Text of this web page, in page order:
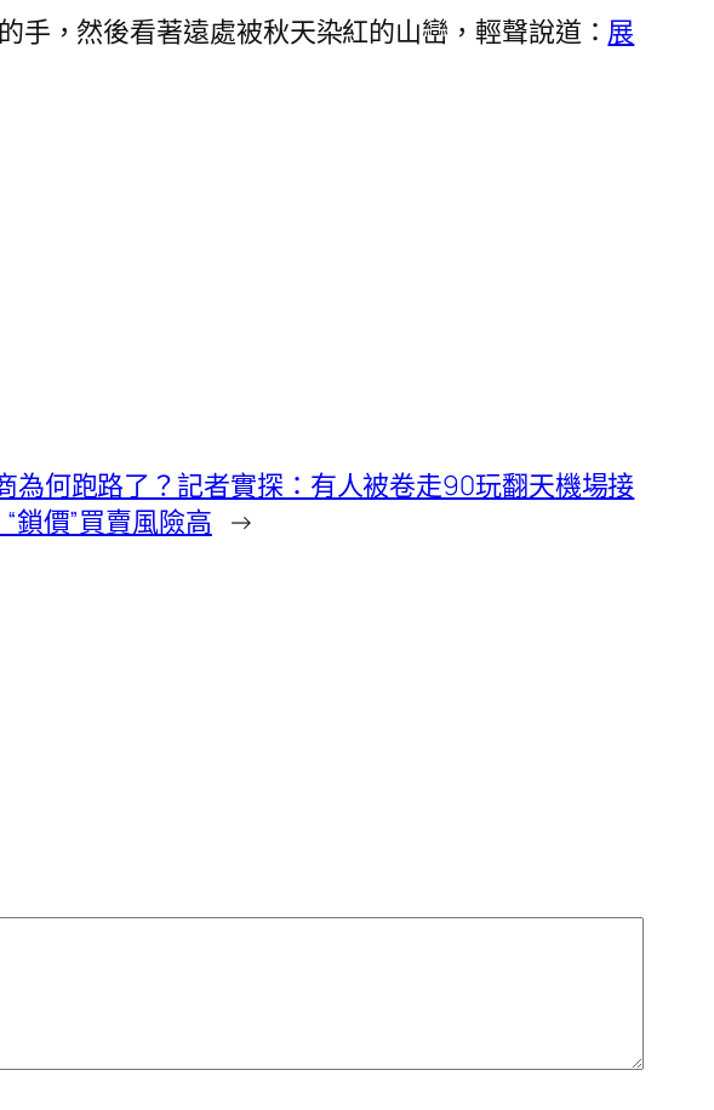
手，然後看著遠處被秋天染紅的山巒，輕聲說道： 展
為何跑路了？記者實探：有人被卷走90玩翻天機場接
鎖價”買賣風險高 →